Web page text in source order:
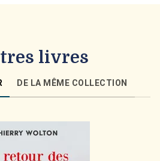
livres
DE LA MÊME COLLECTION